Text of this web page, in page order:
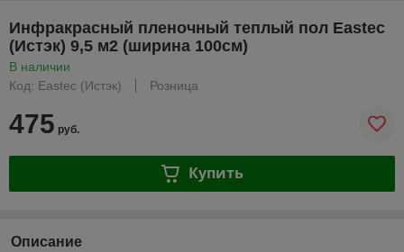
Инфракрасный пленочный теплый пол Eastec
(Истэк) 9,5 м2 (ширина 100см)
В наличии
Код: Eastec (Истэк)
Розница
475 руб.
Купить
Описание